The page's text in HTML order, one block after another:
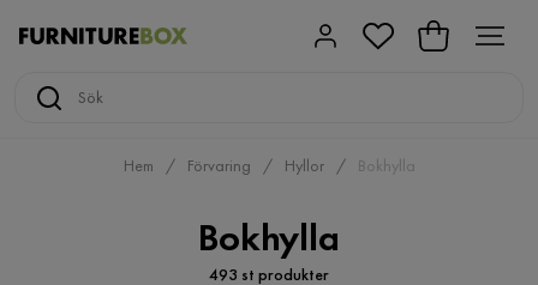
Hem Förvaring Hyllor Bokhylla
Bokhylla
493 st produkter